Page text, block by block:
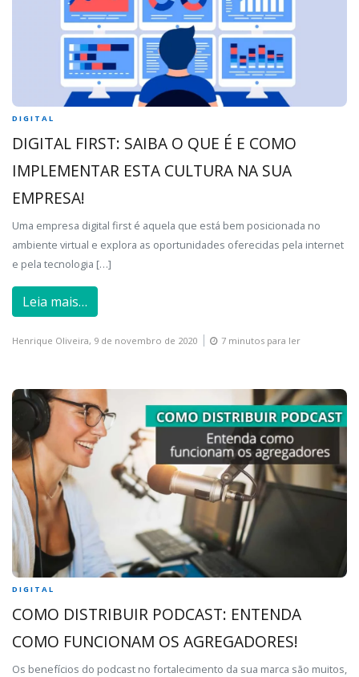
DIGITAL
DIGITAL FIRST: SAIBA O QUE É E COMO
IMPLEMENTAR ESTA CULTURA NA SUA
EMPRESA!
Uma empresa digital first é aquela que está bem posicionada no
ambiente virtual e explora as oportunidades oferecidas pela internet
e pela tecnologia […]
Leia mais…
Henrique Oliveira, 9 de novembro de 2020 7 minutos para ler
DIGITAL
COMO DISTRIBUIR PODCAST: ENTENDA
COMO FUNCIONAM OS AGREGADORES!
Os benefícios do podcast no fortalecimento da sua marca são muitos,